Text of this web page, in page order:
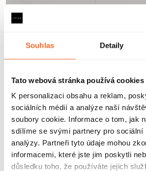
Souhlas Detaily
Tato webová stránka používá cookies
K personalizaci obsahu a reklam,
sociálních médií a analýze naší
soubory cookie. Informace o tom, jak
sdílíme se svými partnery pro sociální
analýzy. Partneři tyto údaje mohou
informacemi, které jste jim poskytli
důsledku toho, že používáte jejich
Tvrzené